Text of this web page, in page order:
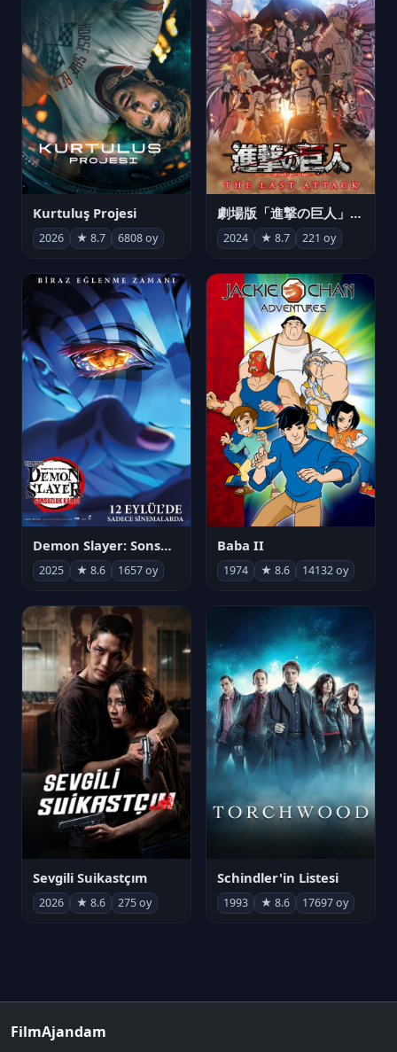
Kurtuluş Projesi
2026 ★ 8.7 6808 oy
劇場版「進撃の巨人」完結編 THE LAST ATTACK
2024 ★ 8.7 221 oy
Demon Slayer: Sonsuzluk Kalesi
2025 ★ 8.6 1657 oy
Baba II
1974 ★ 8.6 14132 oy
Sevgili Suikastçım
2026 ★ 8.6 275 oy
Schindler'in Listesi
1993 ★ 8.6 17697 oy
FilmAjandam